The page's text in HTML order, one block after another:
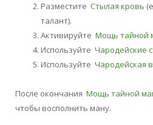
Разместите Стылая кровь
талант).
Активируйте Мощь тайной
Используйте Чародейские
Используйте Чародейская
После окончания Мощь тайной
чтобы восполнить ману.